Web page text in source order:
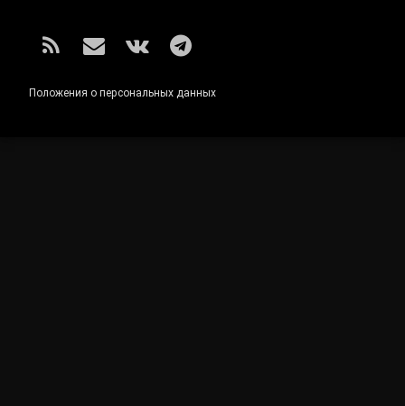
RSS E-mailВКонтакте
Telegram
Положения о персональных данных